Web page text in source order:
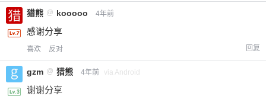
猎熊 @ kooooo 4年前
感谢分享
喜欢 反对 回复
gzm @ 猎熊 4年前 via Android
谢谢分享